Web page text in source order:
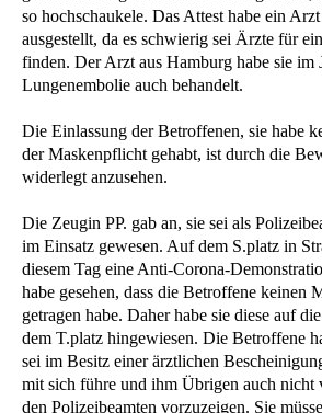
so hochschaukele. Das Attest habe ein
ausgestellt, da es schwierig sei Ärzte für
finden. Der Arzt aus Hamburg habe sie im
Lungenembolie auch behandelt.
Die Einlassung der Betroffenen, sie habe
der Maskenpflicht gehabt, ist durch die
widerlegt anzusehen.
Die Zeugin PP. gab an, sie sei als
im Einsatz gewesen. Auf dem S.platz in
diesem Tag eine Anti-Corona-
habe gesehen, dass die Betroffene keinen
getragen habe. Daher habe sie diese auf
dem T.platz hingewiesen. Die Betroffene
sei im Besitz einer ärztlichen
mit sich führe und ihm Übrigen auch nicht
den Polizeibeamten vorzuzeigen. Sie